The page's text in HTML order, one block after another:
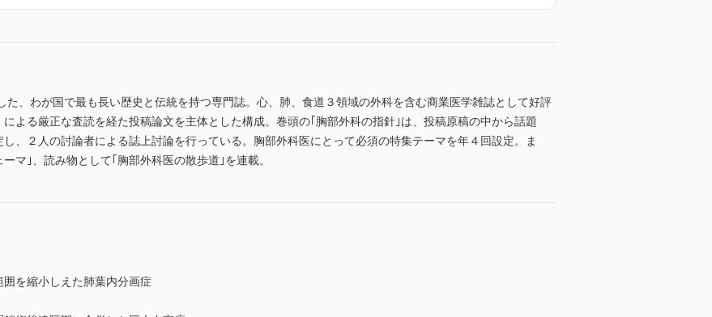
た、わが国で最も長い歴史と伝統を持つ専門誌。心、肺、食道３領域の外科を含む商業医学雑誌として好評
よる厳正な査読を経た投稿論文を主体とした構成。巻頭の｢胸部外科の指針｣は、投稿原稿の中から話題
、２人の討論者による誌上討論を行っている。胸部外科医にとって必須の特集テーマを年４回設定。ま
マ｣、読み物として｢胸部外科医の散歩道｣を連載。
を縮小しえた肺葉内分画症